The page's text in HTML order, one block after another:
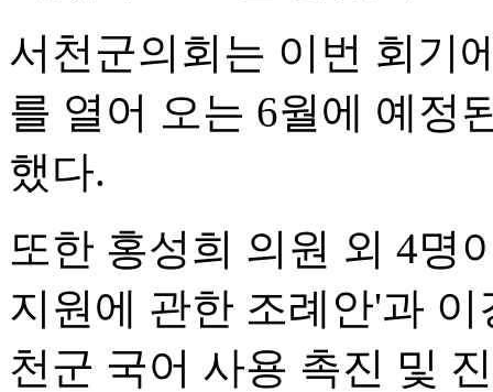
서천군의회는 이번 회기
를 열어 오는 6월에 예정
했다.
또한 홍성희 의원 외 4명
지원에 관한 조례안'과
천군 국어 사용 촉진 및